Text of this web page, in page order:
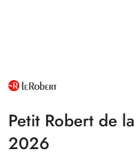
NAZWA
PRODUCENTA:
Petit Robert de
2026